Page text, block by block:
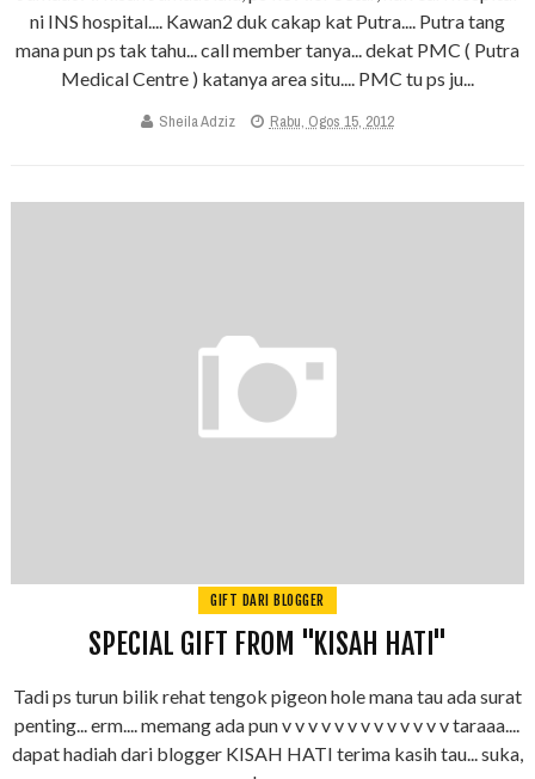
ni INS hospital.... Kawan2 duk cakap kat Putra.... Putra tang
mana pun ps tak tahu... call member tanya... dekat PMC ( Putra
Medical Centre ) katanya area situ.... PMC tu ps ju...
Sheila Adziz Rabu, Ogos 15, 2012
GIFT DARI BLOGGER
SPECIAL GIFT FROM "KISAH HATI"
Tadi ps turun bilik rehat tengok pigeon hole mana tau ada surat
penting... erm.... memang ada pun v v v v v v v v v v v v v taraaa....
dapat hadiah dari blogger KISAH HATI terima kasih tau... suka,